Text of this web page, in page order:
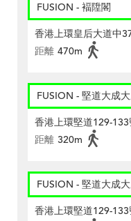
FUSION - 褔陞閣
香港上環皇后大道中
距離 470m
FUSION - 堅道大成
香港上環堅道129-
距離 320m
FUSION - 堅道大成
香港上環堅道129-